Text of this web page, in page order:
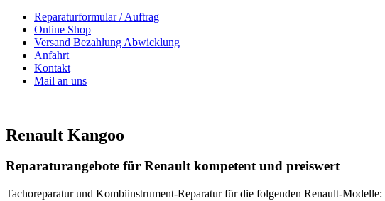
Reparaturformular / Auftrag
Online Shop
Versand Bezahlung Abwicklung
Anfahrt
Kontakt
Mail an uns
Renault Kangoo
Reparaturangebote für Renault kompetent und preiswert
Tachoreparatur und Kombiinstrument-Reparatur für die folgenden Renault-Modelle: